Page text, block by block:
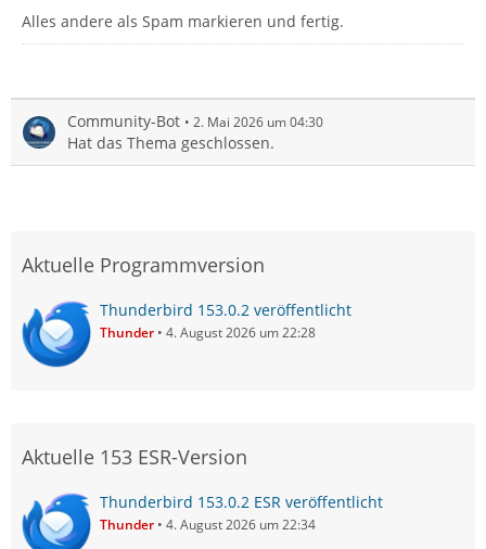
Alles andere als Spam markieren und fertig.
Community-Bot 2. Mai 2026 um 04:30
Hat das Thema geschlossen.
Aktuelle Programmversion
Thunderbird 153.0.2 veröffentlicht
Thunder 4. August 2026 um 22:28
Aktuelle 153 ESR-Version
Thunderbird 153.0.2 ESR veröffentlicht
Thunder 4. August 2026 um 22:34